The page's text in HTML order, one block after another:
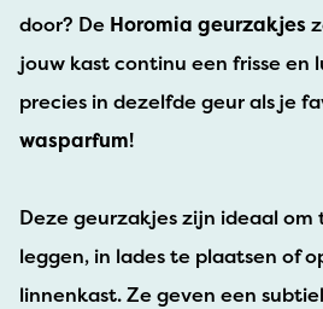
door? De Horomia geurzakjes
jouw kast continu een frisse en
precies in dezelfde geur als je
wasparfum!
Deze geurzakjes zijn ideaal om
leggen, in lades te plaatsen of
linnenkast. Ze geven een